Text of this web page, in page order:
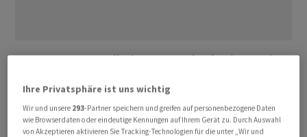
Besagter Prozess soll Mitte September beginnen. Die
Steuerhinterziehung in 15 Fällen mit einem
Steuerschaden von insgesamt knapp 280 Millionen Euro
zur Last. Olearius weist die Vorwürfe zurück.
Ihre Privatsphäre ist uns wichtig
Wir und unsere 293-Partner speichern und greifen auf personenbezogene Daten
wie Browserdaten oder eindeutige Kennungen auf Ihrem Gerät zu. Durch Auswahl
von Akzeptieren aktivieren Sie Tracking-Technologien für die unter „Wir und